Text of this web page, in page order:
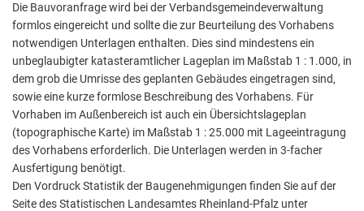
Die Bauvoranfrage wird bei der Verbandsgemeindeverwaltung
formlos eingereicht und sollte die zur Beurteilung des Vorhabens
notwendigen Unterlagen enthalten. Dies sind mindestens ein
unbeglaubigter katasteramtlicher Lageplan im Maßstab 1 : 1.000, in
dem grob die Umrisse des geplanten Gebäudes eingetragen sind,
sowie eine kurze formlose Beschreibung des Vorhabens. Für
Vorhaben im Außenbereich ist auch ein Übersichtslageplan
(topographische Karte) im Maßstab 1 : 25.000 mit Lageeintragung
des Vorhabens erforderlich. Die Unterlagen werden in 3-facher
Ausfertigung benötigt.
Den Vordruck Statistik der Baugenehmigungen finden Sie auf der
Seite des Statistischen Landesamtes Rheinland-Pfalz unter